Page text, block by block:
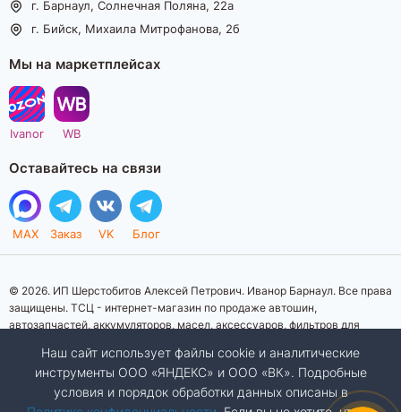
г. Барнаул, Солнечная Поляна, 22а
г. Бийск, Михаила Митрофанова, 2б
Мы на маркетплейсах
Ivanor WB
Оставайтесь на связи
MAX Заказ VK Блог
© 2026. ИП Шерстобитов Алексей Петрович. Иванор Барнаул. Все права
защищены. ТСЦ - интернет-магазин по продаже автошин,
автозапчастей, аккумуляторов, масел, аксессуаров, фильтров для
информационный характер. Представленная информация о товарах, их
стоимости, характеристик, фото, наличия на складе ни при каких
условиях не является публичной офертой, определяемой положениями
Статьи 437 (2) Гражданского кодекса Российской Федерации.
Наш сайт использует файлы cookie и аналитические
инструменты ООО «ЯНДЕКС» и ООО «ВК». Подробные
условия и порядок обработки данных описаны в